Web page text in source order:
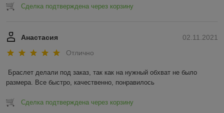
Сделка подтверждена через корзину
02.11.2021
Анастасия
Отлично
Браслет делали под заказ, так как на нужный обхват не было
размера. Все быстро, качественно, понравилось
Сделка подтверждена через корзину